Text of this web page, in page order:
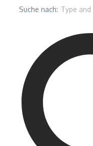
Suche nach: